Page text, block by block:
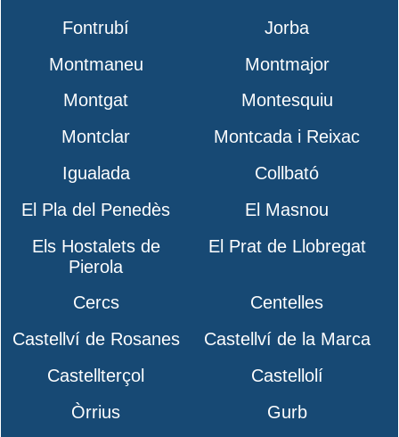
Fontrubí
Jorba
Montmaneu
Montmajor
Montgat
Montesquiu
Montclar
Montcada i Reixac
Igualada
Collbató
El Pla del Penedès
El Masnou
Els Hostalets de
Pierola
El Prat de Llobregat
Cercs
Centelles
Castellví de Rosanes
Castellví de la Marca
Castellterçol
Castellolí
Òrrius
Gurb